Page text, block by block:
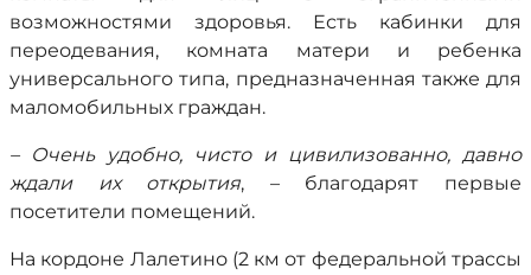
возможностями здоровья. Есть кабинки для
переодевания, комната матери и ребенка
универсального типа, предназначенная также для
маломобильных граждан.
– Очень удобно, чисто и цивилизованно, давно
ждали их открытия, – благодарят первые
посетители помещений.
На кордоне Лалетино (2 км от федеральной трассы